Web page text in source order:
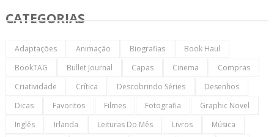
CATEGORIAS
Adaptações Animação Biografias
Book Haul
BookTAG
Bullet Journal Capas Cinema
Compras
Criatividade
Crítica Descobrindo Séries
Desenhos
Dicas
Favoritos Filmes Fotografia
Graphic Novel
Inglês
Irlanda Leituras Do Mês Livros
Música